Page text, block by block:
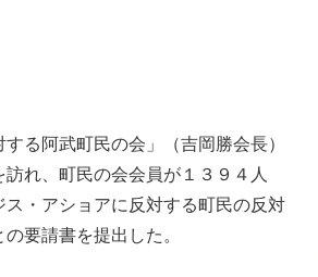
る阿武町民の会」（吉岡勝会長）
れ、町民の会会員が１３９４人
ス・アショアに反対する町民の反対
要請書を提出した。